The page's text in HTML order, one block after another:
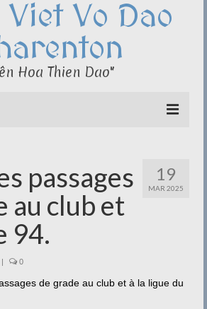
Viet Vo Dao
Hoa Thien Dao"
19
MAR 2025
passages
au club et
94.
| 0
de grade au club et à la ligue du